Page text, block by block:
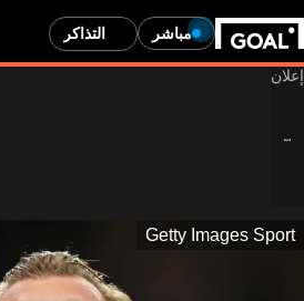
مباشر التذاكر
Getty Images Sport